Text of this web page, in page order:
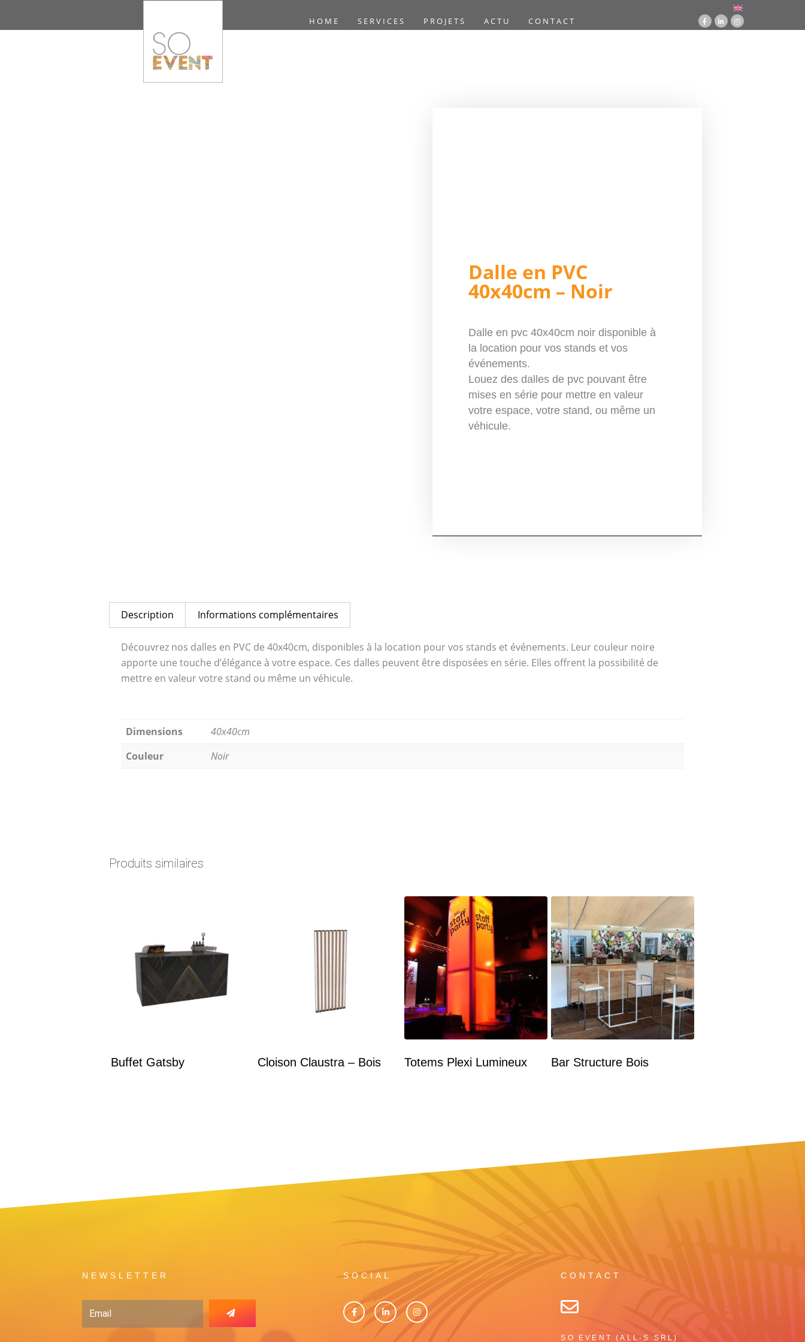
HOME SERVICES PROJETS ACTU CONTACT
Dalle en PVC
40x40cm – Noir
Dalle en pvc 40x40cm noir disponible à
la location pour vos stands et vos
événements.
Louez des dalles de pvc pouvant être
mises en série pour mettre en valeur
votre espace, votre stand, ou même un
véhicule.
Description Informations complémentaires
Découvrez nos dalles en PVC de 40x40cm, disponibles à la location pour vos stands et événements. Leur couleur noire
apporte une touche d’élégance à votre espace. Ces dalles peuvent être disposées en série. Elles offrent la possibilité de
mettre en valeur votre stand ou même un véhicule.
Dimensions
40x40cm
Couleur
Noir
Produits similaires
Buffet Gatsby Cloison Claustra – Bois Totems Plexi Lumineux Bar Structure Bois
NEWSLETTER SOCIAL CONTACT
SO EVENT (ALL-S SRL)